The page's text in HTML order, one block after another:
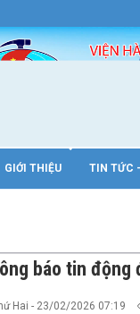
already defined in/
GIỚI THIỆU TIN TỨC
báo tin động
Hai - 23/02/2026 07:19